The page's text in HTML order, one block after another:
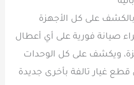
على كل الأجهزة
صيانة فورية على أي أعطال
ويكشف على كل الوحدات
قطع غيار تالفة بأخرى جديدة